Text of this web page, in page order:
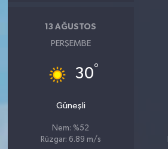
13 AĞUSTOS
PERŞEMBE
30°
Güneşli
Nem: %52
Rüzgar: 6.89 m/s